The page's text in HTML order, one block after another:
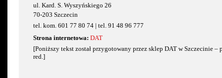
ul. Kard. S. Wyszyńskiego 26
70-203 Szczecin
tel. kom. 601 77 80 74 | tel. 91 48 96 777
Strona internetowa: DAT
[Poniższy tekst został przygotowany przez sklep DAT w Szczecinie –
red.]